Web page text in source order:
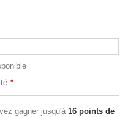
*
gagner jusqu'à 16 points de